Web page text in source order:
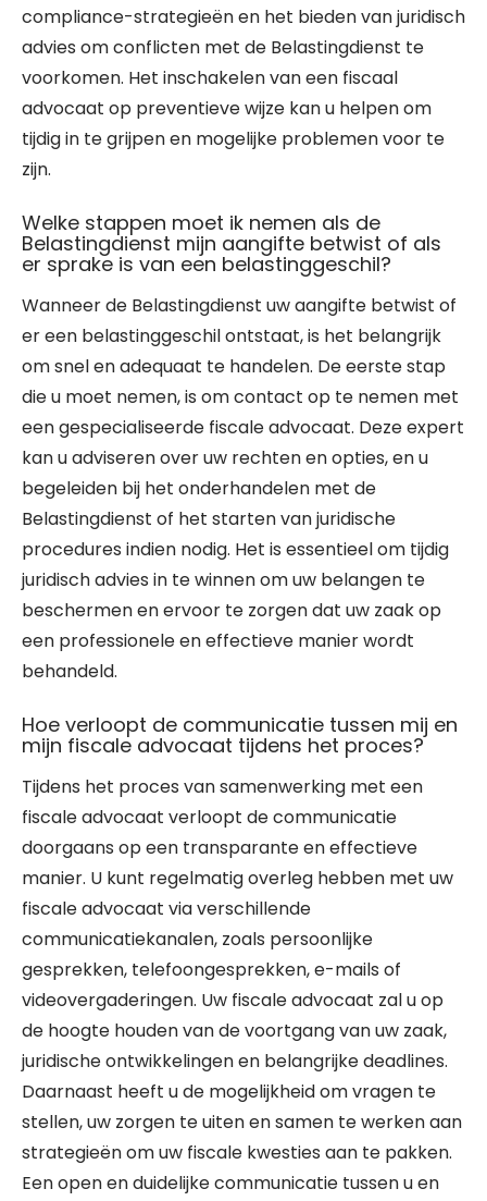
compliance-strategieën en het bieden van juridisch
advies om conflicten met de Belastingdienst te
voorkomen. Het inschakelen van een fiscaal
advocaat op preventieve wijze kan u helpen om
tijdig in te grijpen en mogelijke problemen voor te
zijn.
Welke stappen moet ik nemen als de
Belastingdienst mijn aangifte betwist of als
er sprake is van een belastinggeschil?
Wanneer de Belastingdienst uw aangifte betwist of
er een belastinggeschil ontstaat, is het belangrijk
om snel en adequaat te handelen. De eerste stap
die u moet nemen, is om contact op te nemen met
een gespecialiseerde fiscale advocaat. Deze expert
kan u adviseren over uw rechten en opties, en u
begeleiden bij het onderhandelen met de
Belastingdienst of het starten van juridische
procedures indien nodig. Het is essentieel om tijdig
juridisch advies in te winnen om uw belangen te
beschermen en ervoor te zorgen dat uw zaak op
een professionele en effectieve manier wordt
behandeld.
Hoe verloopt de communicatie tussen mij en
mijn fiscale advocaat tijdens het proces?
Tijdens het proces van samenwerking met een
fiscale advocaat verloopt de communicatie
doorgaans op een transparante en effectieve
manier. U kunt regelmatig overleg hebben met uw
fiscale advocaat via verschillende
communicatiekanalen, zoals persoonlijke
gesprekken, telefoongesprekken, e-mails of
videovergaderingen. Uw fiscale advocaat zal u op
de hoogte houden van de voortgang van uw zaak,
juridische ontwikkelingen en belangrijke deadlines.
Daarnaast heeft u de mogelijkheid om vragen te
stellen, uw zorgen te uiten en samen te werken aan
strategieën om uw fiscale kwesties aan te pakken.
Een open en duidelijke communicatie tussen u en